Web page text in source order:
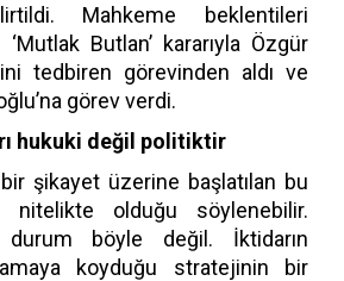
Mahkeme beklentileri
‘Mutlak Butlan’ kararıyla Özgür
tedbiren görevinden aldı ve
görev verdi.
hukuki değil politiktir
şikayet üzerine başlatılan bu
nitelikte olduğu söylenebilir.
böyle değil. İktidarın
koyduğu stratejinin bir